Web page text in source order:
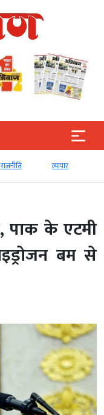
व्‍यापार टेक्‍नोलॉजी
पाक के एटमी
बम से